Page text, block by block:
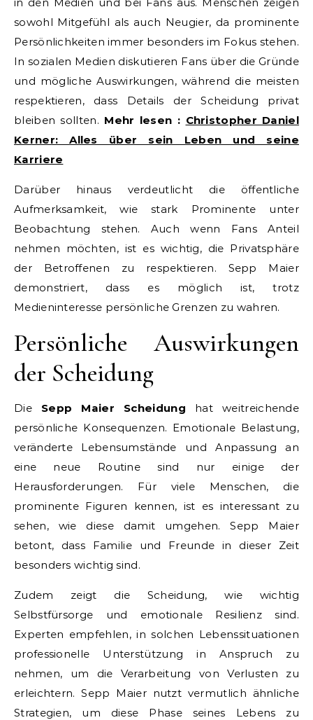
sowohl Mitgefühl als auch Neugier, da prominente
Persönlichkeiten immer besonders im Fokus stehen.
In sozialen Medien diskutieren Fans über die Gründe
und mögliche Auswirkungen, während die meisten
respektieren, dass Details der Scheidung privat
bleiben sollten. Mehr lesen : Christopher Daniel
Kerner: Alles über sein Leben und seine
Karriere
Darüber hinaus verdeutlicht die öffentliche
Aufmerksamkeit, wie stark Prominente unter
Beobachtung stehen. Auch wenn Fans Anteil
nehmen möchten, ist es wichtig, die Privatsphäre
der Betroffenen zu respektieren. Sepp Maier
demonstriert, dass es möglich ist, trotz
Medieninteresse persönliche Grenzen zu wahren.
Persönliche Auswirkungen
der Scheidung
Die Sepp Maier Scheidung hat weitreichende
persönliche Konsequenzen. Emotionale Belastung,
veränderte Lebensumstände und Anpassung an
eine neue Routine sind nur einige der
Herausforderungen. Für viele Menschen, die
prominente Figuren kennen, ist es interessant zu
sehen, wie diese damit umgehen. Sepp Maier
betont, dass Familie und Freunde in dieser Zeit
besonders wichtig sind.
Zudem zeigt die Scheidung, wie wichtig
Selbstfürsorge und emotionale Resilienz sind.
Experten empfehlen, in solchen Lebenssituationen
professionelle Unterstützung in Anspruch zu
nehmen, um die Verarbeitung von Verlusten zu
erleichtern. Sepp Maier nutzt vermutlich ähnliche
Strategien, um diese Phase seines Lebens zu